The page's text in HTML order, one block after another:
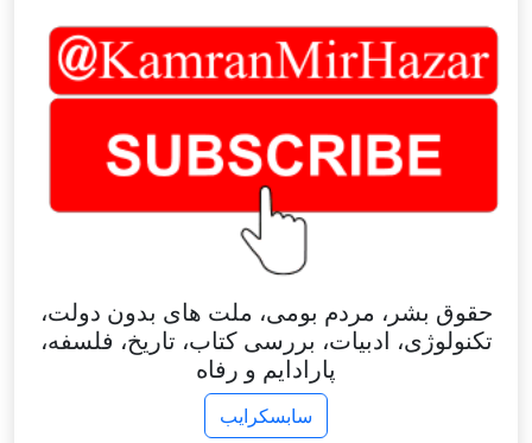
حقوق بشر، مردم بومی، ملت های بدون دولت،
تکنولوژی، ادبیات، بررسی کتاب، تاریخ، فلسفه،
پارادایم و رفاه
سابسکرایب